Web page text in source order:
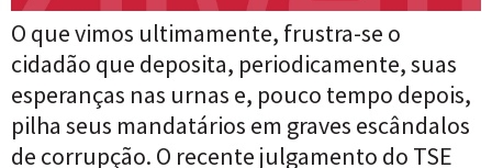
O que vimos ultimamente, frustra-se o
cidadão que deposita, periodicamente, suas
esperanças nas urnas e, pouco tempo depois,
pilha seus mandatários em graves escândalos
de corrupção. O recente julgamento do TSE